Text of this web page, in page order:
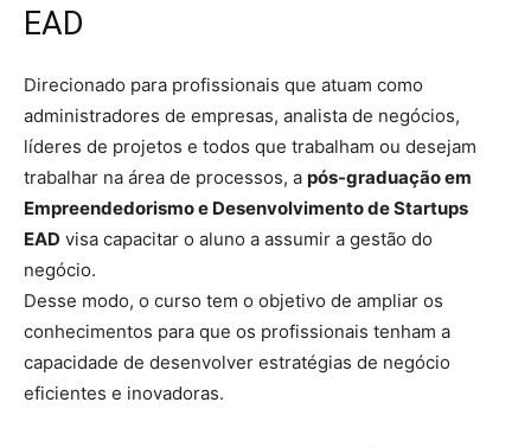
EAD
Direcionado para profissionais que atuam como
administradores de empresas, analista de negócios,
líderes de projetos e todos que trabalham ou desejam
trabalhar na área de processos, a pós-graduação em
Empreendedorismo e Desenvolvimento de Startups
EAD visa capacitar o aluno a assumir a gestão do
negócio.
Desse modo, o curso tem o objetivo de ampliar os
conhecimentos para que os profissionais tenham a
capacidade de desenvolver estratégias de negócio
eficientes e inovadoras.